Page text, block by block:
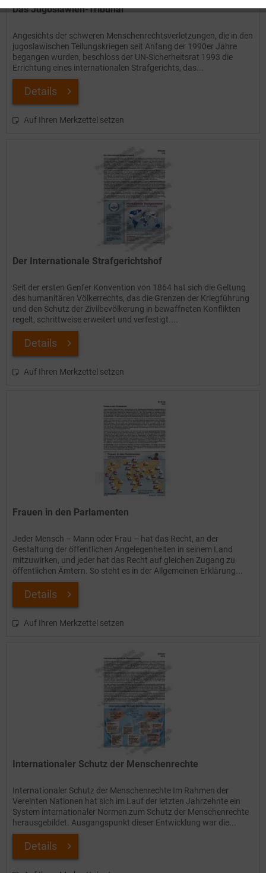
Das Jugoslawien-Tribunal
Angesichts der schweren Menschenrechtsverletzungen, die in den
jugoslawischen Teilungskriegen seit Anfang der 1990er Jahre
begangen wurden, beschloss der UN-Sicherheitsrat 1993 die
Errichtung eines internationalen Strafgerichts, das...
Details
Auf Ihren Merkzettel setzen
Der Internationale Strafgerichtshof
Seit der ersten Genfer Konvention von 1864 hat sich die Geltung
des humanitären Völkerrechts, das die Grenzen der Kriegführung
und den Schutz der Zivilbevölkerung in bewaffneten Konflikten
regelt, schrittweise erweitert und verfestigt....
Details
Auf Ihren Merkzettel setzen
Frauen in den Parlamenten
Jeder Mensch – Mann oder Frau – hat das Recht, an der
Gestaltung der öffentlichen Angelegenheiten in seinem Land
mitzuwirken, und jeder hat das Recht auf gleichen Zugang zu
öffentlichen Ämtern. So steht es in der Allgemeinen Erklärung...
Details
Auf Ihren Merkzettel setzen
Internationaler Schutz der Menschenrechte
Internationaler Schutz der Menschenrechte Im Rahmen der
Vereinten Nationen hat sich im Lauf der letzten Jahrzehnte ein
System internationaler Normen zum Schutz der Menschenrechte
herausgebildet. Ausgangspunkt dieser Entwicklung war die...
Details
Service